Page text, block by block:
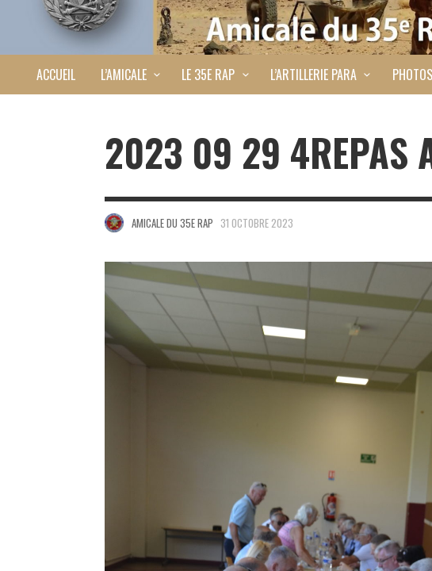
ACCUEIL L’AMICALE LE 35E RAP L’ARTILLERIE PARA
2023 09 29 4REPAS
AMICALE DU 35E RAP 31 OCTOBRE 2023